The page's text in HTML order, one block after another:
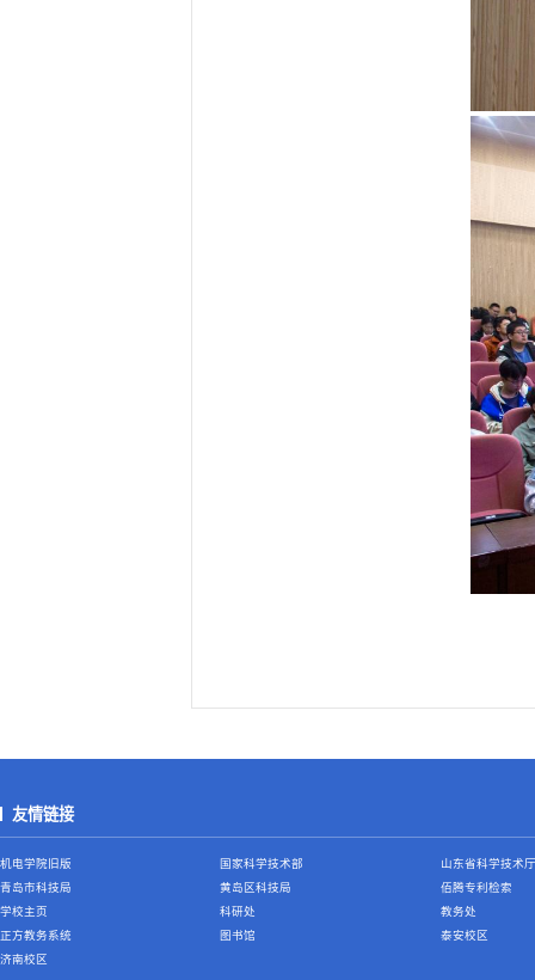
友情链接
机电学院旧版 国家科学技术部
山东省科学技术厅
青岛市科技局
黄岛区科技局
佰腾专利检索
学校主页
科研处
教务处
正方教务系统
图书馆
泰安校区
济南校区